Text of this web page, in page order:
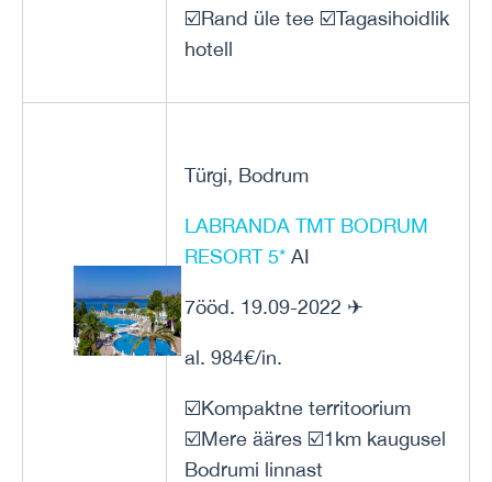
☑️Rand üle tee ☑️Tagasihoidlik
hotell
Türgi, Bodrum
LABRANDA TMT BODRUM
RESORT 5* AI
7ööd. 19.09-2022 ✈
al. 984€/in.
☑️Kompaktne territoorium
☑️Mere ääres ☑️1km kaugusel
Bodrumi linnast